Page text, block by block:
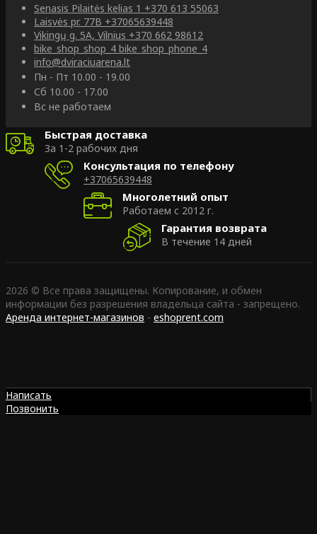
Senasis Pilaitės kelias 1 +370 613 55063
Laisvės pr. 77B +37065639448
Vikingų g. 5A, Vilnius +370 662 98612
bike_shop_shop_4 bike_shop_phone_4
info@dviraciuarena.lt
Пн - Пт 10.00 - 19.00
Сб 10.00 - 17.00
Вс не работаем
Быстрая доставка
За 1-2 рабочих дня
Консультация по телефону
+37065639448
Многолетний опыт
Работаем с 2012 г.
Гарантия возврата
В течение 14 дней
2026 © Все права защищены. Копирование, и обмен
информации без разрешения владельца сайта - запрещено.
Аренда интернет-магазинов - eshoprent.com
Написать
Позвонить